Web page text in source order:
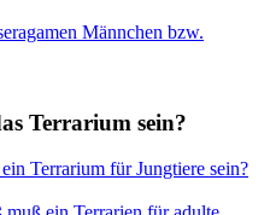
Männchen bzw.
Terrarium sein?
Terrarium für Jungtiere sein?